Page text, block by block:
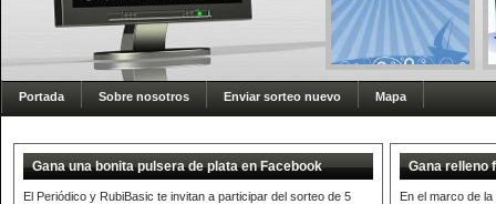
Portada Sobre nosotros Enviar sorteo nuevo Mapa
Gana una bonita pulsera de plata en Facebook
El Periódico y RubiBasic te invitan a participar del sorteo de 5
Gana relleno
En el marco de